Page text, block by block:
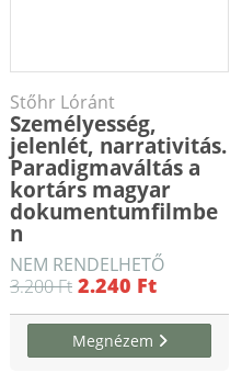
Stőhr Lóránt
Személyesség,
jelenlét, narrativitás.
Paradigmaváltás a
kortárs magyar
dokumentumfilmbe
n
NEM RENDELHETŐ
3.200 Ft 2.240 Ft
Megnézem